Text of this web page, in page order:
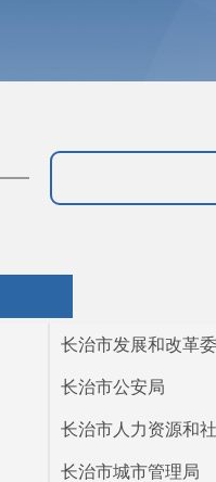
长治市发展和改革
长治市公安局
长治市人力资源和
长治市城市管理局